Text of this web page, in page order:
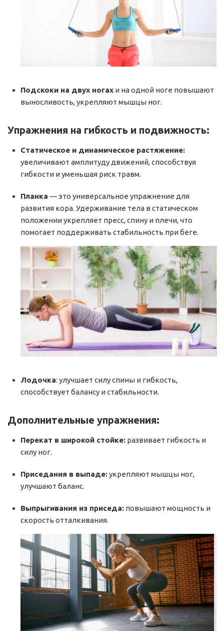
Подскоки на двух ногах и на одной ноге повышают
выносливость, укрепляют мышцы ног.
Упражнения на гибкость и подвижность:
Статическое и динамическое растяжение:
увеличивают амплитуду движений, способствуя
гибкости и уменьшая риск травм.
Планка — это универсальное упражнение для
развития кора. Удерживание тела в статическом
положении укрепляет пресс, спину и плечи, что
помогает поддерживать стабильность при беге.
Лодочка: улучшает силу спины и гибкость,
способствует балансу и стабильности.
Дополнительные упражнения:
Перекат в широкой стойке: развивает гибкость и
силу ног.
Приседания в выпаде:укрепляют мышцы ног,
улучшают баланс.
Выпрыгивания из приседа: повышают мощность и
скорость отталкивания.